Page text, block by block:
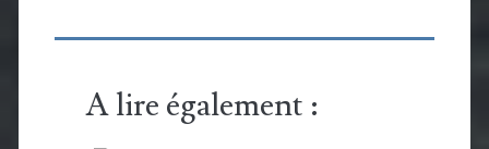
A lire également :